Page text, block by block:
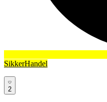
SikkerHandel
2